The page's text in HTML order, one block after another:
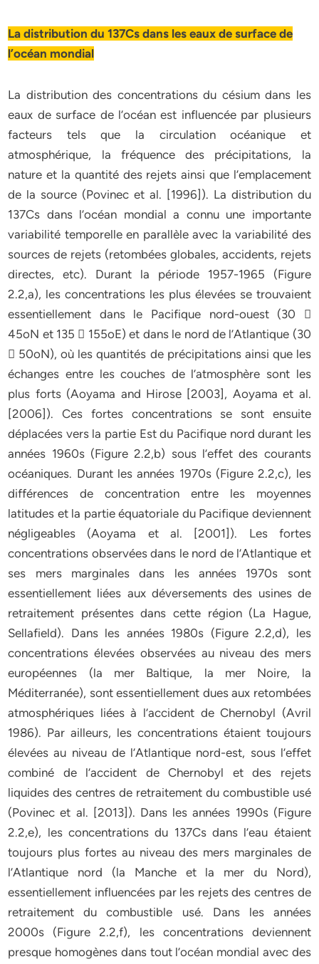
La distribution du 137Cs dans les eaux de surface de
l’océan mondial
La distribution des concentrations du césium dans les
eaux de surface de l’océan est influencée par plusieurs
facteurs tels que la circulation océanique et
atmosphérique, la fréquence des précipitations, la
nature et la quantité des rejets ainsi que l’emplacement
de la source (Povinec et al. [1996]). La distribution du
137Cs dans l’océan mondial a connu une importante
variabilité temporelle en parallèle avec la variabilité des
sources de rejets (retombées globales, accidents, rejets
directes, etc). Durant la période 1957-1965 (Figure
2.2,a), les concentrations les plus élevées se trouvaient
essentiellement dans le Pacifique nord-ouest (30 􀀀
45oN et 135 􀀀 155oE) et dans le nord de l’Atlantique (30
􀀀 50oN), où les quantités de précipitations ainsi que les
échanges entre les couches de l’atmosphère sont les
plus forts (Aoyama and Hirose [2003], Aoyama et al.
[2006]). Ces fortes concentrations se sont ensuite
déplacées vers la partie Est du Pacifique nord durant les
années 1960s (Figure 2.2,b) sous l’effet des courants
océaniques. Durant les années 1970s (Figure 2.2,c), les
différences de concentration entre les moyennes
latitudes et la partie équatoriale du Pacifique deviennent
négligeables (Aoyama et al. [2001]). Les fortes
concentrations observées dans le nord de l’Atlantique et
ses mers marginales dans les années 1970s sont
essentiellement liées aux déversements des usines de
retraitement présentes dans cette région (La Hague,
Sellafield). Dans les années 1980s (Figure 2.2,d), les
concentrations élevées observées au niveau des mers
européennes (la mer Baltique, la mer Noire, la
Méditerranée), sont essentiellement dues aux retombées
atmosphériques liées à l’accident de Chernobyl (Avril
1986). Par ailleurs, les concentrations étaient toujours
élevées au niveau de l’Atlantique nord-est, sous l’effet
combiné de l’accident de Chernobyl et des rejets
liquides des centres de retraitement du combustible usé
(Povinec et al. [2013]). Dans les années 1990s (Figure
2.2,e), les concentrations du 137Cs dans l’eau étaient
toujours plus fortes au niveau des mers marginales de
l’Atlantique nord (la Manche et la mer du Nord),
essentiellement influencées par les rejets des centres de
retraitement du combustible usé. Dans les années
2000s (Figure 2.2,f), les concentrations deviennent
presque homogènes dans tout l’océan mondial avec des